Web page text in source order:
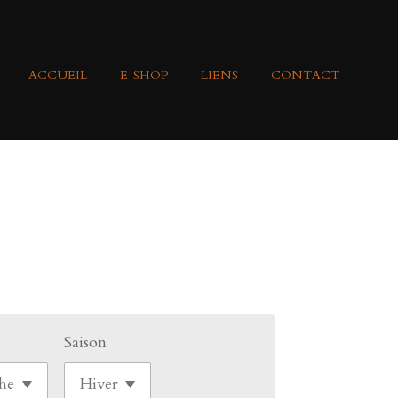
ACCUEIL E-SHOP LIENS CONTACT
Saison